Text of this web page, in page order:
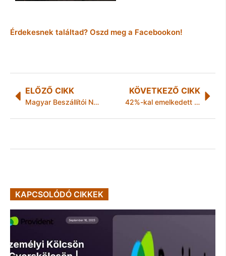
Érdekesnek találtad? Oszd meg a Facebookon!
ELŐZŐ CIKK
Magyar Beszállítói Nap a BMW müncheni Kutatás – Fejlesztési Központjában
KÖVETKEZŐ CIKK
42%-kal emelkedett az eladott bérletes helyek száma
KAPCSOLÓDÓ CIKKEK